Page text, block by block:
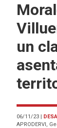
un
06/11/23 |
APRODERVI,